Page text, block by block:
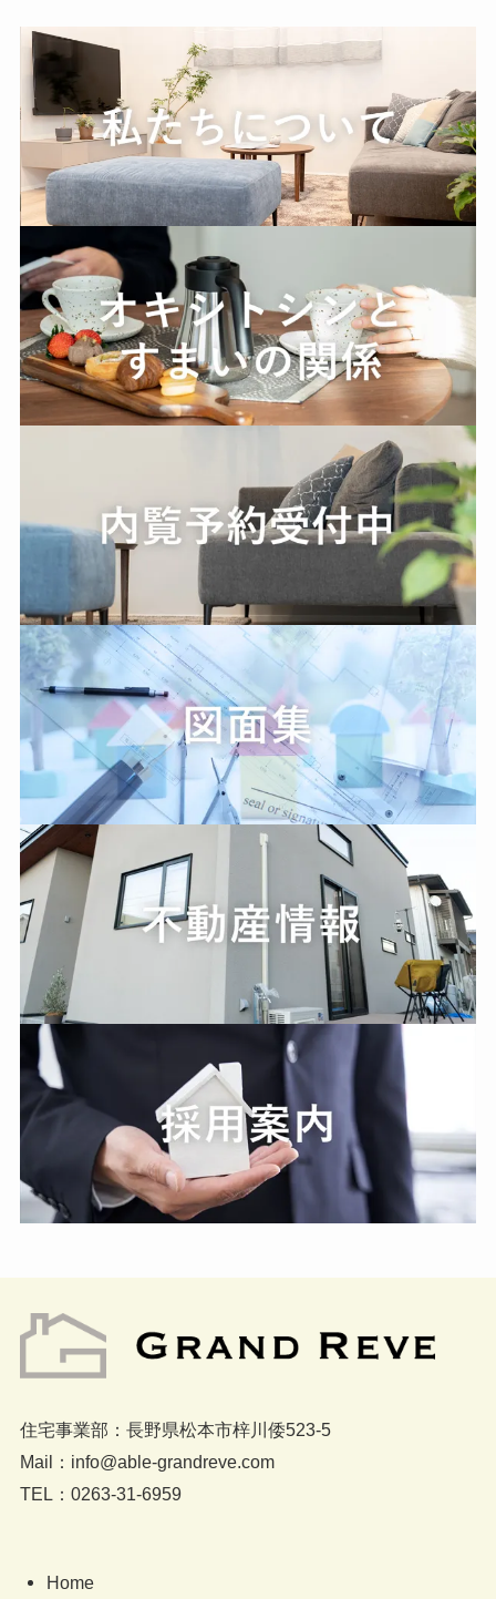
住宅事業部：長野県松本市梓川倭523-5
Mail：info@able-grandreve.com
TEL：0263-31-6959
Home